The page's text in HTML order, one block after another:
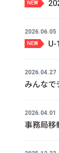
NEW
2026.06.05
NEW U-
2026.04.27
みんなで
2026.04.01
事務局移